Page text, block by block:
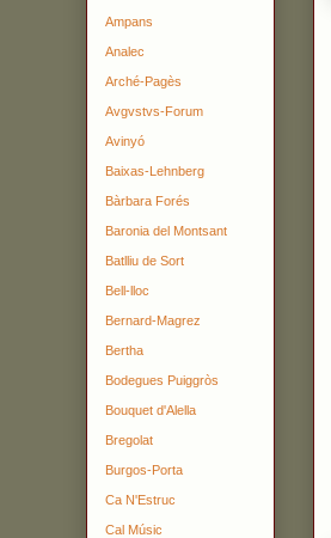
Ampans
Analec
Arché-Pagès
Avgvstvs-Forum
Avinyó
Baixas-Lehnberg
Bàrbara Forés
Baronia del Montsant
Batlliu de Sort
Bell-lloc
Bernard-Magrez
Bertha
Bodegues Puiggròs
Bouquet d'Alella
Bregolat
Burgos-Porta
Ca N'Estruc
Cal Músic